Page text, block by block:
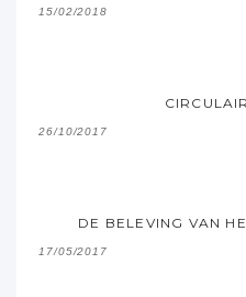
15/02/2018
26/10/2017
DE BELEVING VAN
17/05/2017